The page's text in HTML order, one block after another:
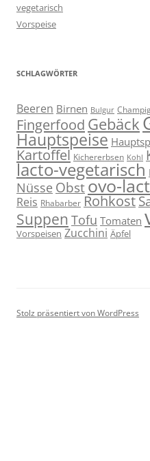
vegetarisch
Vorspeise
SCHLAGWÖRTER
Beeren Birnen Bulgur
Fingerfood Gebäck
Hauptspeise
Kartoffel Kichererbsen Kohl
lacto-vegetarisch
Nüsse Obstovo-
Reis Rhabarber Rohkost
Suppen Tofu Tomaten
Vorspeisen Zucchini Äpfel
Stolz präsentiert von WordPress